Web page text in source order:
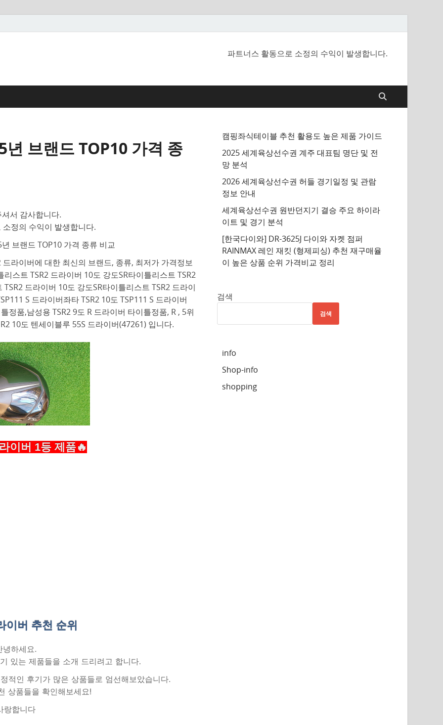
파트너스 활동으로 소정의 수익이 발생합니다.
브랜드 TOP10 가격 종
서 감사합니다.
정의 수익이 발생합니다.
브랜드 TOP10 가격 종류 비교
라이버에 대한 최신의 브랜드, 종류, 최저가 가격정보
스트 TSR2 드라이버 10도 강도SR타이틀리스트 TSR2
드라이버 10도 강도SR타이틀리스트 TSR2 드라이
S 드라이버좌타 TSR2 10도 TSP111 S 드라이버
정품,남성용 TSR2 9도 R 드라이버 타이틀정품, R , 5위
10도 텐세이블루 55S 드라이버(47261) 입니다.
이버 1등 제품🔥
이버 추천 순위
녕하세요.
있는 제품들을 소개 드리려고 합니다.
적인 후기가 많은 상품들로 엄선해보았습니다.
상품들을 확인해보세요!
랑합니다
캠핑좌식테이블 추천 활용도 높은 제품 가이드
2025 세계육상선수권 계주 대표팀 명단 및 전
망 분석
2026 세계육상선수권 허들 경기일정 및 관람
정보 안내
세계육상선수권 원반던지기 결승 주요 하이라
이트 및 경기 분석
[한국다이와] DR-3625J 다이와 자켓 점퍼
RAINMAX 레인 재킷 (형제피싱) 추천 재구매율
이 높은 상품 순위 가격비교 정리
검색
검색
info
Shop-info
shopping